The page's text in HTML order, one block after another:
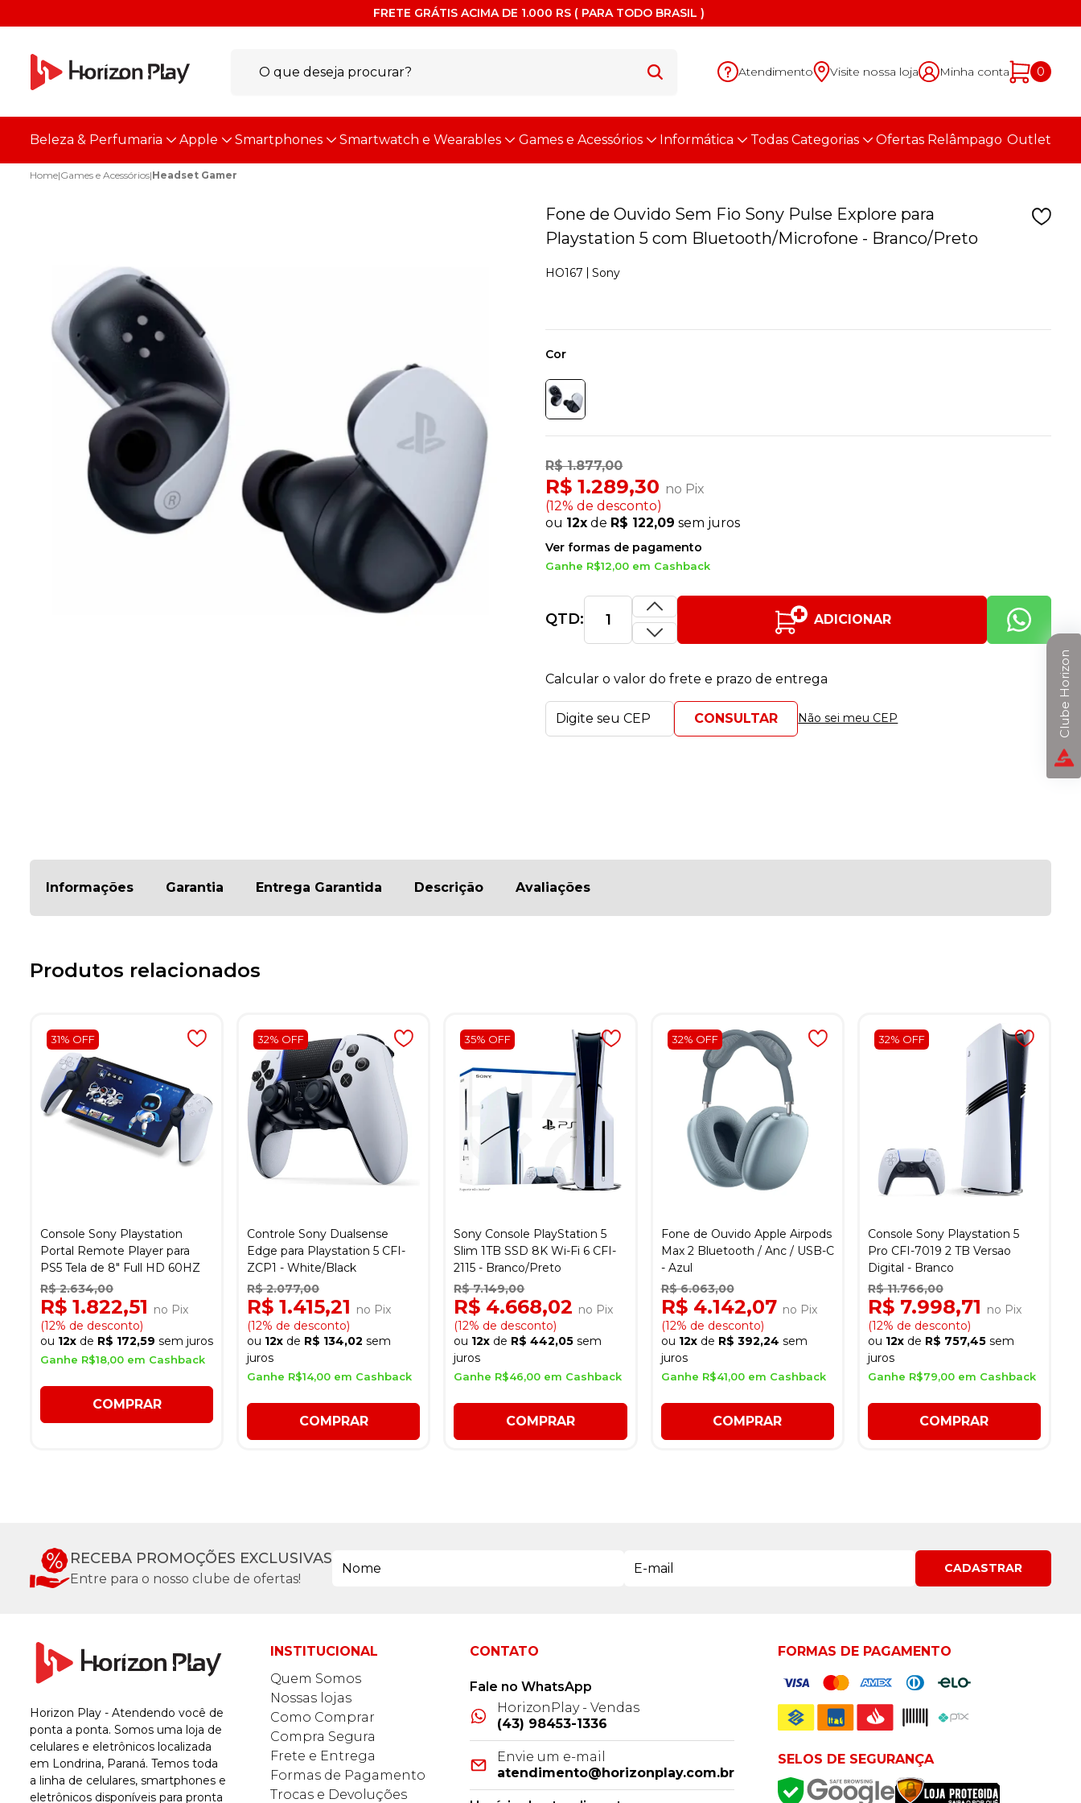
FRETE GRÁTIS ACIMA DE 1.000 RS ( PARA TODO BRASIL )
Atendimento Visite nossa loja Minha conta 0
Beleza & Perfumaria Apple Smartphones Smartwatch e Wearables Games e Acessórios Informática Todas Categorias Ofertas Relâmpago Outlet
Home|Games e Acessórios|Headset Gamer
Fone de Ouvido Sem Fio Sony Pulse Explore para
Playstation 5 com Bluetooth/Microfone - Branco/Preto
HO167 Sony
R$ 1.877,00
R$ 1.289,30 no Pix
(12% de desconto)
ou 12x de R$ 122,09 sem juros
Ver formas de pagamento
Ganhe R$12,00 em Cashback
Cor
QTD: ADICIONAR
Calcular o valor do frete e prazo de entrega
Não sei meu CEP
Informações Garantia Entrega Garantida Descrição Avaliações
Produtos relacionados
31% OFF
Console Sony Playstation
Portal Remote Player para
PS5 Tela de 8" Full HD 60HZ
R$ 2.634,00
R$ 1.822,51 no Pix
(12% de desconto)
ou 12x de R$ 172,59 sem juros
Ganhe R$18,00 em Cashback
COMPRAR
32% OFF
Controle Sony Dualsense
Edge para Playstation 5 CFI-
ZCP1 - White/Black
R$ 2.077,00
R$ 1.415,21 no Pix
(12% de desconto)
ou 12x de R$ 134,02 sem
juros
Ganhe R$14,00 em Cashback
COMPRAR
35% OFF
Sony Console PlayStation 5
Slim 1TB SSD 8K Wi-Fi 6 CFI-
2115 - Branco/Preto
R$ 7.149,00
R$ 4.668,02 no Pix
(12% de desconto)
ou 12x de R$ 442,05 sem
juros
Ganhe R$46,00 em Cashback
COMPRAR
32% OFF
Fone de Ouvido Apple Airpods
Max 2 Bluetooth / Anc / USB-C
- Azul
R$ 6.063,00
R$ 4.142,07 no Pix
(12% de desconto)
ou 12xde R$ 392,24 sem
juros
Ganhe R$41,00 em Cashback
COMPRAR
32% OFF
Console Sony Playstation 5
Pro CFI-7019 2 TB Versao
Digital - Branco
R$ 11.766,00
R$ 7.998,71 no Pix
(12% de desconto)
ou 12xde R$ 757,45 sem
juros
Ganhe R$79,00 em Cashback
COMPRAR
RECEBA PROMOÇÕES EXCLUSIVAS
Entre para o nosso clube de ofertas!
CADASTRAR
Horizon Play - Atendendo você de
ponta a ponta. Somos uma loja de
celulares e eletrônicos localizada
em Londrina, Paraná. Temos toda
a linha de celulares, smartphones e
eletrônicos disponíveis para pronta
INSTITUCIONAL
Quem Somos
Nossas lojas
Como Comprar
Compra Segura
Frete e Entrega
Formas de Pagamento
Trocas e Devoluções
CONTATO
Fale no WhatsApp
HorizonPlay - Vendas
(43) 98453-1336
Envie um e-mail
atendimento@horizonplay.com.br
FORMAS DE PAGAMENTO
SELOS DE SEGURANÇA
Clube Horizon